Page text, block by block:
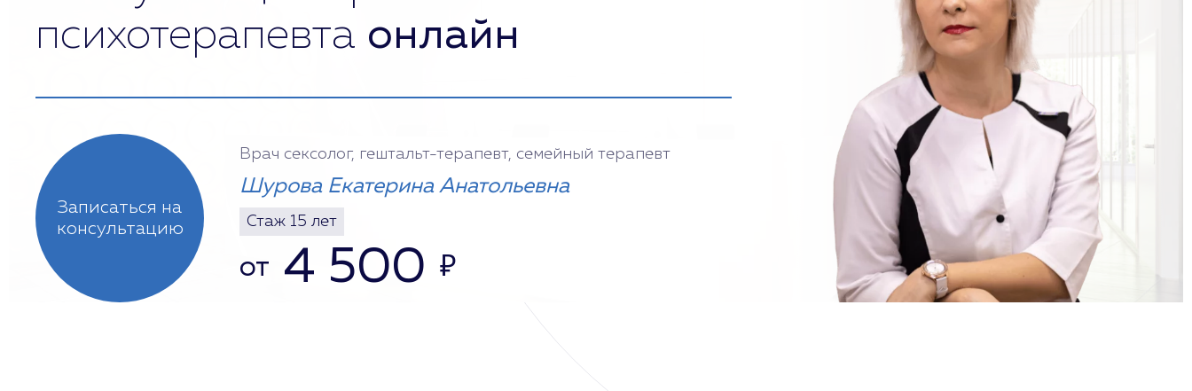
психотерапевта онлайн
Записаться на
консультацию
Врач сексолог, гештальт-терапевт, семейный терапевт
Шурова Екатерина Анатольевна
Стаж 15 лет
от 4 500 ₽